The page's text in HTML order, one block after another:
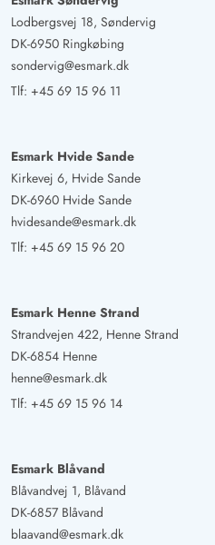
Gast
Deutschland
AI Oversat (Se oprindelig)
boligkoncept. Super
anerkendende behandling.
og anbefalinger er hurtigt at
godt taget hånd om.
Deutschland
AI Oversat (Se oprindelig)
Huset er i god stand. Ingen
Værelserne er af varierende
hunde), vi havde ingen
Ralph Fellberg
Lodbergsvej 18, Søndervig
DK-6950 Ringkøbing
sondervig@esmark.dk
Tlf: +45 69 15 96 11
Esmark Hvide Sande
Kirkevej 6, Hvide Sande
DK-6960 Hvide Sande
hvidesande@esmark.dk
Tlf: +45 69 15 96 20
Esmark Henne Strand
Strandvejen 422, Henne Strand
DK-6854 Henne
henne@esmark.dk
Tlf: +45 69 15 96 14
Esmark Blåvand
Blåvandvej 1, Blåvand
DK-6857 Blåvand
blaavand@esmark.dk